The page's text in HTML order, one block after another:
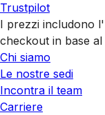
Trustpilot
I prezzi includono
checkout in base al
Chi siamo
Le nostre sedi
Incontra il team
Carriere